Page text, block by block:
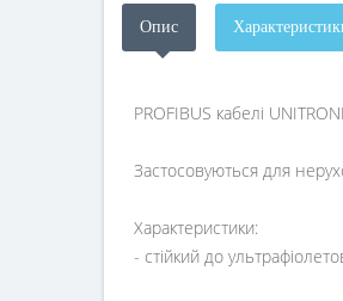
Опис
PROFIBUS кабелі
Застосовуються для
Характеристики:
- стійкий до